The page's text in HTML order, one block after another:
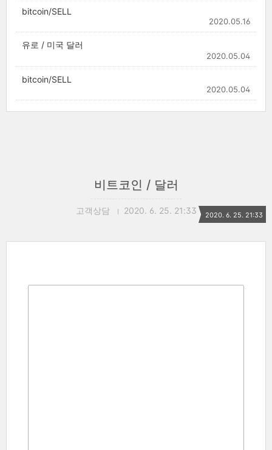
bitcoin/SELL
2020.05.16
유로 / 미국 달러
2020.05.04
bitcoin/SELL
2020.05.04
비트코인 / 달러
고객상담 2020. 6. 25. 21:33 2020. 6. 25. 21:33